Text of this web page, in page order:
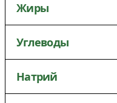
Жиры
Углеводы
Натрий